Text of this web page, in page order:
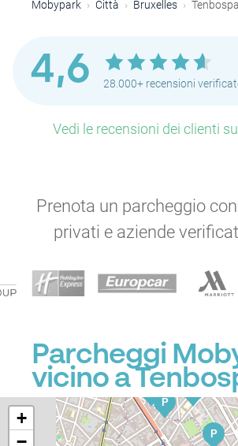
Mobypark Città Bruxelles
4,6 28.000+ recensioni
Vedi le recensioni dei clienti su
Prenota un parcheggio
privati e aziende
Parcheggi
vicino a
P
P
P
P
P
P
P
P
P
P P
P
P P
+
−